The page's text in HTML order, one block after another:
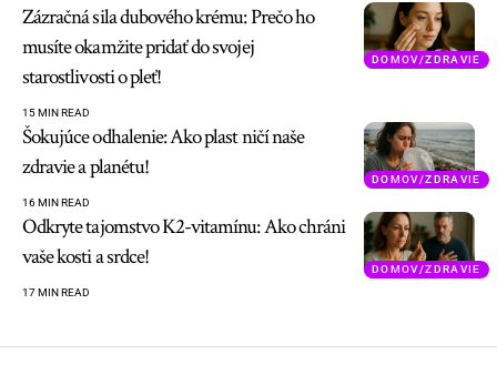
DOMOV/ZDRAVIE
Zázračná sila dubového krému: Prečo ho
musíte okamžite pridať do svojej
starostlivosti o pleť!
15 MIN READ
DOMOV/ZDRAVIE
Šokujúce odhalenie: Ako plast ničí naše
zdravie a planétu!
16 MIN READ
DOMOV/ZDRAVIE
Odkryte tajomstvo K2-vitamínu: Ako chráni
vaše kosti a srdce!
17 MIN READ